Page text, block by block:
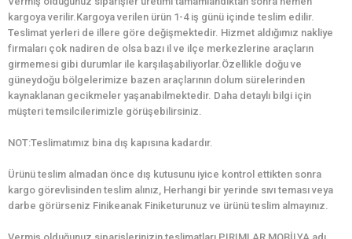
kargoya verilir.Kargoya verilen ürün 1-4 iş günü içinde teslim edilir.
Teslimat yerleri de illere göre değişmektedir. Hizmet aldığımız nakliye
firmaları çok nadiren de olsa bazı il ve ilçe merkezlerine araçların
girmemesi gibi durumlar ile karşılaşabiliyorlar.Özellikle doğu ve
güneydoğu bölgelerimize bazen araçlarının dolum sürelerinden
kaynaklanan gecikmeler yaşanabilmektedir. Daha detaylı bilgi için
müşteri temsilcilerimizle görüşebilirsiniz.
NOT:Teslimatımız bina dış kapısına kadardır.
Ürünü teslim almadan önce dış kutusunu iyice kontrol ettikten sonra
kargo görevlisinden teslim alınız, Herhangi bir yerinde sıvı teması veya
darbe görürseniz Finikeanak Finiketurunuz ve ürünü teslim almayınız.